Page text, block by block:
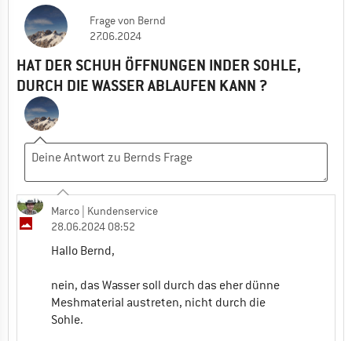
Fragevon Bernd
27.06.2024
HAT DER SCHUH ÖFFNUNGEN INDER SOHLE,
DURCH DIE WASSER ABLAUFEN KANN ?
Marco | Kundenservice
28.06.2024 08:52
Hallo Bernd,
nein, das Wasser soll durch das eher dünne
Meshmaterial austreten, nicht durch die
Sohle.